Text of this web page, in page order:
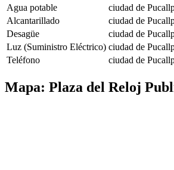
Agua potable
ciudad de
Alcantarillado
ciudad de
Desagüe
ciudad de
Luz (Suministro Eléctrico) ciudad de
Teléfono
ciudad de
Mapa: Plaza del Reloj